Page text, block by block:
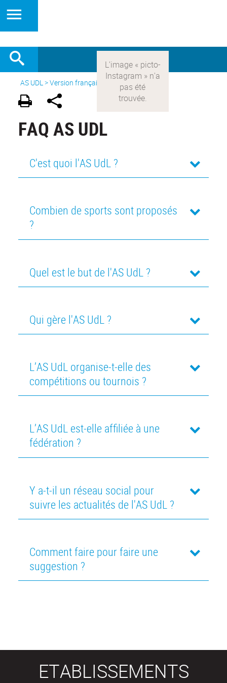
AS UDL>Version française
FAQ AS UDL
C'est quoi l'AS UdL ?
Combien de sports sont proposés
?
Quel est le but de l'AS UdL ?
Qui gère l'AS UdL ?
L’AS UdL organise-t-elle des
compétitions ou tournois ?
L’AS UdL est-elle affiliée à une
fédération ?
Y a-t-il un réseau social pour
suivre les actualités de l'AS UdL ?
Comment faire pour faire une
suggestion ?
ETABLISSEMENTS